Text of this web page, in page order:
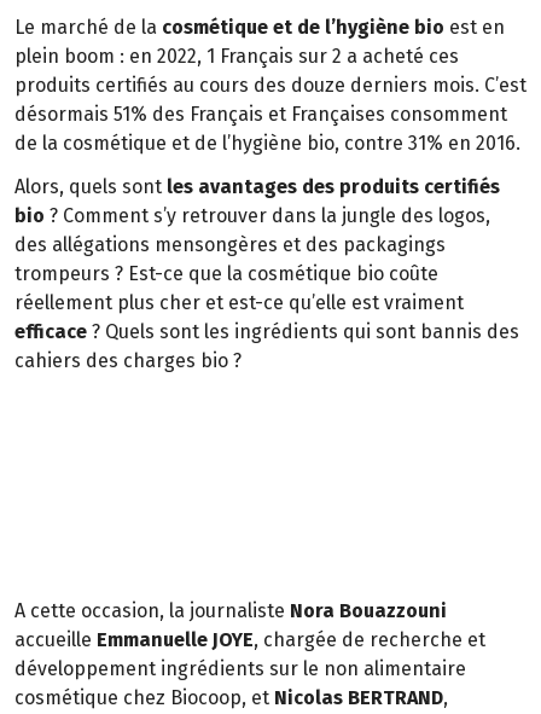
Le marché de la cosmétique et de l’hygiène bio est en
plein boom : en 2022, 1 Français sur 2 a acheté ces
produits certifiés au cours des douze derniers mois. C’est
désormais 51% des Français et Françaises consomment
de la cosmétique et de l’hygiène bio, contre 31% en 2016.
Alors, quels sont les avantages des produits certifiés
bio ? Comment s’y retrouver dans la jungle des logos,
des allégations mensongères et des packagings
trompeurs ? Est-ce que la cosmétique bio coûte
réellement plus cher et est-ce qu’elle est vraiment
efficace ? Quels sont les ingrédients qui sont bannis des
cahiers des charges bio ?
A cette occasion, la journaliste Nora Bouazzouni
accueille Emmanuelle JOYE, chargée de recherche et
développement ingrédients sur le non alimentaire
cosmétique chez Biocoop, et Nicolas BERTRAND,